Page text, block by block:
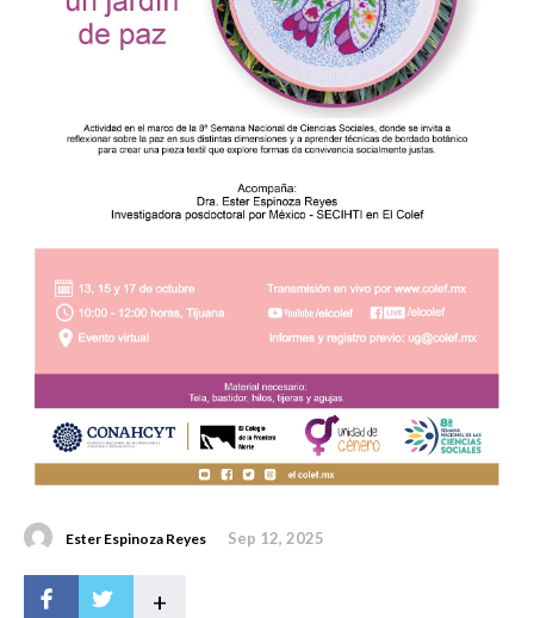
Ester Espinoza Reyes Sep 12, 2025
+